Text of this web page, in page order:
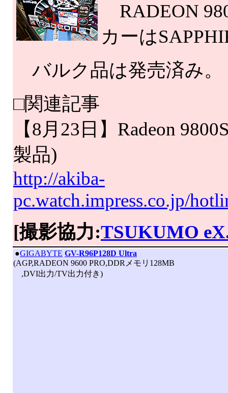
RADEON
カーは
バルク品は発売済み。
□関連記事
【8月23日】Radeon
製品)
http://akiba-
pc.watch.impress.co.jp/
[撮影協力:TSUKUMO
●GIGABYTE GV-R96P128D Ultra
(AGP,RADEON 9600 PRO,DDRメモリ128MB
,DVI出力/TV出力付き)